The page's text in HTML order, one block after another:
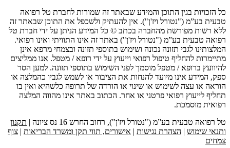
כל הזכויות בגין התוכן והמידע שבאתר זה שמורות לחברת טל רפואה
טבעית בע”מ ("נטורל ויז'ן"). אין להעתיק ולשכפל את התוכן שבאתר זה
ללא רשות מפורשת מהחברה בכתב © כל המידע הניתן על ידי חברת טל
רפואה טבעית בע”מ ("נטורל ויז'ן") באתר זה אינו התוויתי ואינו רפואי.
המלצותינו לגבי תזונה נכונה ושימוש בתוספי תזונה ובצמחי מרפא אינן
מתיימרות להחליף טיפול רפואי וייעוץ על ידי רופא / מטפל. אנו ממליצים
להיוועץ ברופא / מטפל מוסמך לפני השימוש בתוספי תזונה. למען הסר
ספק, המידע אינו מיועד להנחות את הציבור או לשמש לגביו כהמלצה או
הוראה או עצה לשימוש או שינוי או הורדה של תרופה כלשהיא ואין בו
תחליף לייעוץ רפואי פרטני או אחר. הכתוב באתר אינו מהווה המלצה
רפואית מוסמכת.
טל רפואה טבעית בע”מ ("נטורל ויז'ן"), רחוב החרש 16 נס ציונה |
תקנון
ותנאי שימוש | הצהרת נגישות | אישורים, תווי תקן ומשרד הבריאות | צוף
צמחים